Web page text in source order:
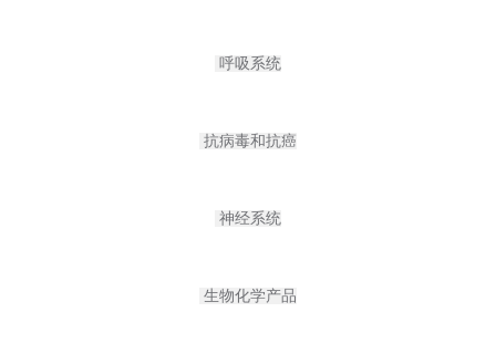
呼吸系统
抗病毒和抗癌
神经系统
生物化学产品